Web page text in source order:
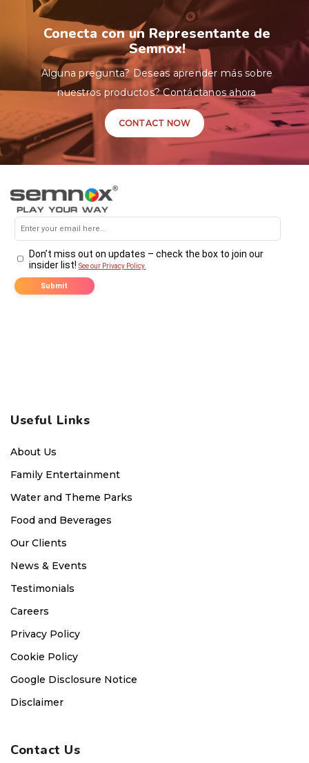
Conecta con un Representante de
Semnox!
Alguna pregunta? Deseas aprender más sobre
nuestros productos? Contáctanos ahora
CONTACT NOW
Useful Links
About Us
Family Entertainment
Water and Theme Parks
Food and Beverages
Our Clients
News & Events
Testimonials
Careers
Privacy Policy
Cookie Policy
Google Disclosure Notice
Disclaimer
Contact Us